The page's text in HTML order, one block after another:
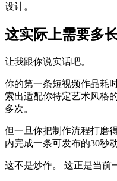
设计。
这实际上需要多
让我跟你说实话吧。
你的第一条短视频作品耗
索出适配你特定艺术风格
多次。
但一旦你把制作流程打磨
内完成一条可发布的30秒
这不是炒作。 这正是当前